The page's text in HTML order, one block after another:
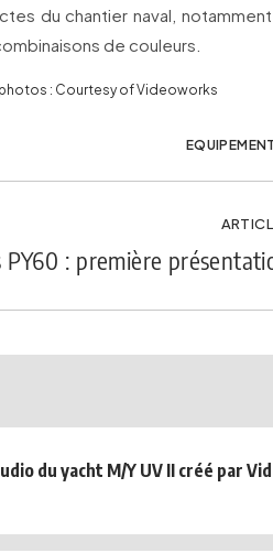
du chantier naval,
de couleurs.
: Courtesy of Videoworks
PY60 : première
du yacht M/Y UV II créé par